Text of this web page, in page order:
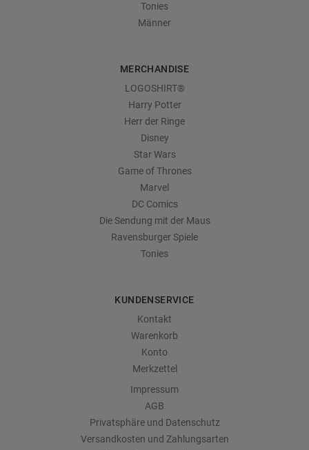
Tonies
Männer
MERCHANDISE
LOGOSHIRT®
Harry Potter
Herr der Ringe
Disney
Star Wars
Game of Thrones
Marvel
DC Comics
Die Sendung mit der Maus
Ravensburger Spiele
Tonies
KUNDENSERVICE
Kontakt
Warenkorb
Konto
Merkzettel
Impressum
AGB
Privatsphäre und Datenschutz
Versandkosten und Zahlungsarten